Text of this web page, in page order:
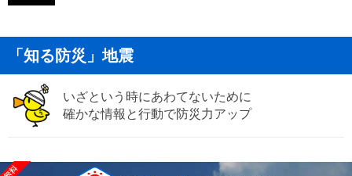
「知る防災」地震
いざという時にあわてないために
確かな情報と行動で防災力アップ